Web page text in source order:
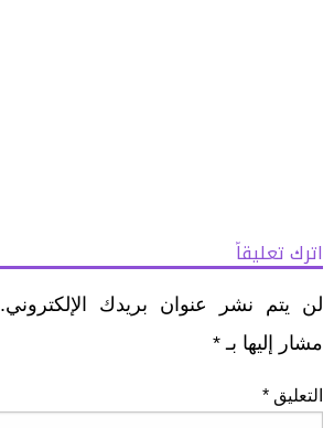
اترك تعليقاً
لن يتم نشر عنوان بريدك الإلكتروني.
مشار إليها بـ *
التعليق *